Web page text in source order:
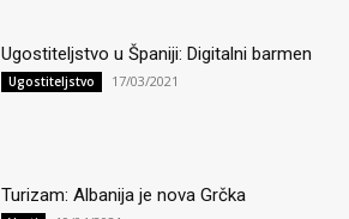
Ugostiteljstvo u Španiji: Digitalni barmen
Ugostiteljstvo 17/03/2021
Turizam: Albanija je nova Grčka